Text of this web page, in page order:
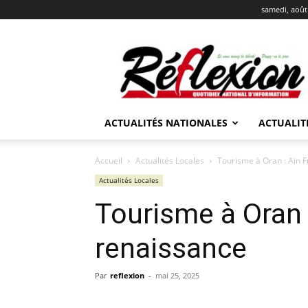
samedi,
REFLEXION
ACTUALITÉS NATIONALES
Accueil Actualités Locales Tourisme à Oran : Aïn
Actualités Locales
Tourisme à
renaissance
Par reflexion - mai 25, 2025